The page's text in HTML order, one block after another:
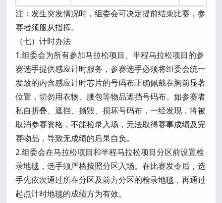
注：发生突发情况时，组委会可决定提前结束比赛，参
赛者须服从指挥。
（七）计时办法
1.组委会为所有参加马拉松项目、半程马拉松项目的参
赛选手提供感应计时服务，参赛选手必须将组委会统一
发放的内含感应计时芯片的号码布正确佩戴在胸前显著
位置，切勿用衣物、腰包等物品遮挡号码布。如参赛者
私自折叠、遮挡、撕毁、损坏号码布，一经发现，将被
取消参赛资格，不能检录入场，无法取得赛事成绩及完
赛物品，导致无成绩的后果自负。
2.组委会在马拉松项目和半程马拉松项目分区前设置检
录地毯，选手须严格按照分区入场。在比赛发令后，选
手先依次通过所在分区及前方分区的检录地毯，再通过
起点计时地毯的成绩方为有效。